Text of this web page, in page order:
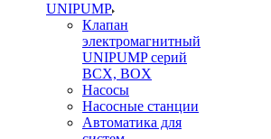
UNIPUMP
Клапан
электромагнитный
UNIPUMP серий
BCX, BOX
Насосы
Насосные станции
Автоматика для